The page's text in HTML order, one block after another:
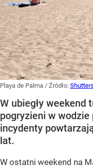
Playa de Palma / Źródło:
W ubiegły weekend
pogryzieni w wodzie
incydenty
lat.
W ostatni weekend na